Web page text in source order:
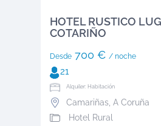
HOTEL RUSTICO
COTARIÑO
Desde700 € / noche
21
Alquiler: Habitación
Camariñas, A Coruña
Hotel Rural